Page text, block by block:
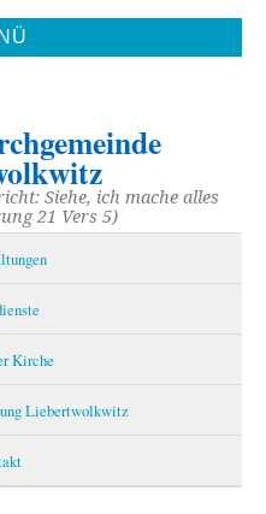
Siehe, ich mache alles
21 Vers 5)
Kirche
Liebertwolkwitz